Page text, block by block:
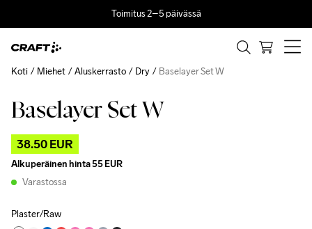
Toimitus 2–5 päivässä
Baselayer Set W
38.50 EUR
Alkuperäinen hinta55 EUR
Varastossa
Plaster/Raw
Koti Miehet Aluskerrasto Dry Baselayer Set W
Outlet